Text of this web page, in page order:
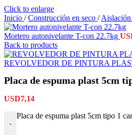
Click to enlarge
Inicio / Construcción en seco / Aislación
Mortero autonivelante T-con 22.7kg
Back to products
REVOLVEDOR DE PINTURA
Placa de espuma plast 5cm
USD7,14
-
Placa de espuma plast 5cm tipo 1